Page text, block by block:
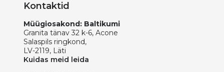
Kontaktid
Müügiosakond: Baltikumi
Granita tänav 32 k-6, Acone
Salaspils ringkond,
LV-2119, Läti
Kuidas meid leida